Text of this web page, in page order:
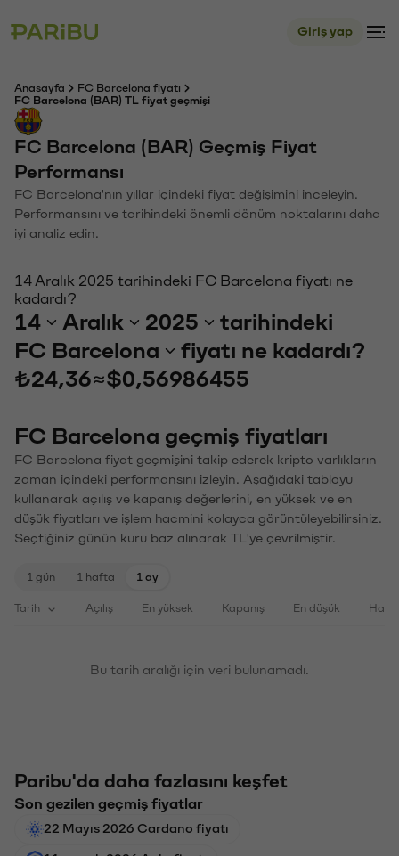
Giriş yap
Anasayfa
FC Barcelona fiyatı
FC Barcelona (BAR) TL fiyat geçmişi
FC Barcelona (BAR) Geçmiş Fiyat
Performansı
FC Barcelona'nın yıllar içindeki fiyat değişimini inceleyin.
Performansını ve tarihindeki önemli dönüm noktalarını daha
iyi analiz edin.
14 Aralık 2025 tarihindeki FC Barcelona fiyatı ne
kadardı?
14 Aralık 2025
tarihindeki
FC Barcelona
fiyatı ne kadardı?
₺24,36≈$0,56986455
FC Barcelona geçmiş fiyatları
FC Barcelona fiyat geçmişini takip ederek kripto varlıkların
zaman içindeki performansını izleyin. Aşağıdaki tabloyu
kullanarak açılış ve kapanış değerlerini, en yüksek ve en
düşük fiyatları ve işlem hacmini kolayca görüntüleyebilirsiniz.
Seçtiğiniz günün kuru baz alınarak TL'ye çevrilmiştir.
1 gün 1 hafta 1 ay
Tarih Açılış En yüksek Kapanış En düşük
Bu tarih aralığı için veri bulunamadı.
Paribu'da daha fazlasını keşfet
Son gezilen geçmiş fiyatlar
22 Mayıs 2026 Cardano fiyatı